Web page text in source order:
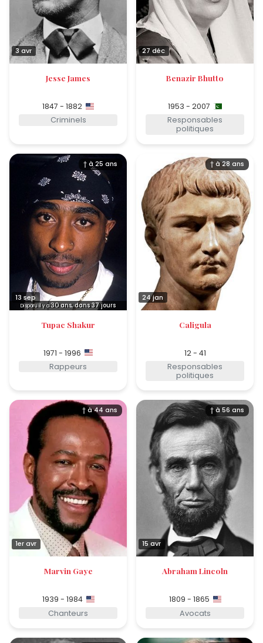
3 avr
Jesse James
1847 - 1882
Criminels
27 déc
Benazir Bhutto
1953 - 2007
Responsables
politiques
† à 25 ans
Disparu il y a30 ans, dans 37 jours
13 sep
Tupac Shakur
1971 - 1996
Rappeurs
† à 28 ans
24 jan
Caligula
12 - 41
Responsables
politiques
† à 44 ans
1er avr
Marvin Gaye
1939 - 1984
Chanteurs
† à 56 ans
15 avr
Abraham Lincoln
1809 - 1865
Avocats